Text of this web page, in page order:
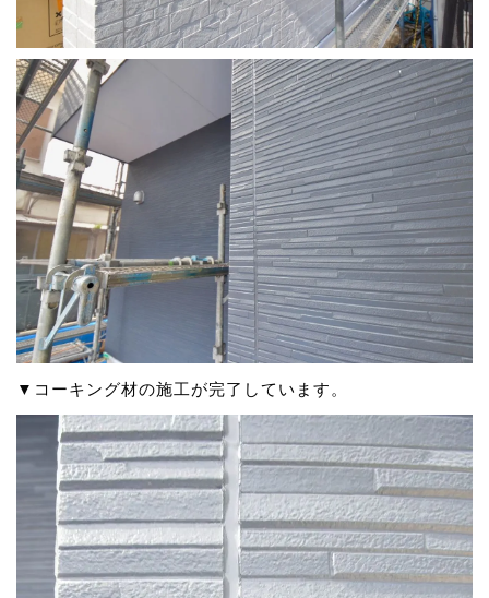
▼コーキング材の施工が完了しています。